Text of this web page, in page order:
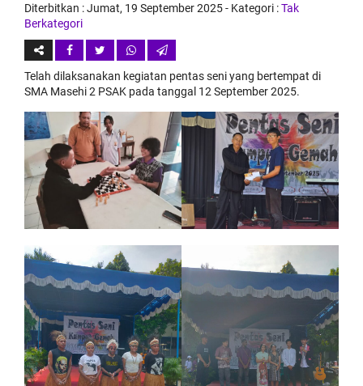
Diterbitkan :Jumat, 19 September 2025- Kategori :Tak
Berkategori
Telah dilaksanakan kegiatan pentas seni yang bertempat di
SMA Masehi 2 PSAK pada tanggal 12 September 2025.